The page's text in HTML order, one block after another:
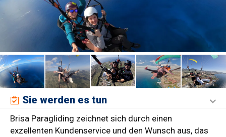
Sie werden es tun
Brisa Paragliding zeichnet sich durch einen
exzellenten Kundenservice und den Wunsch aus, das